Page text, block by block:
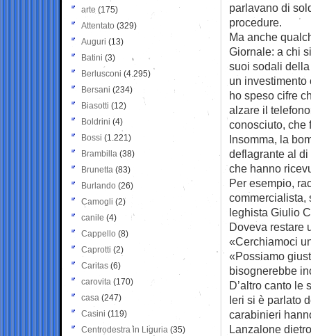
parlavano di
procedure.
Ma anche
Giornale: a chi
suoi sodali
un
ho speso cifre
alzare il
conosciuto, che
Insomma, la
deflagrante al
che hanno
Per esempio,
commercialista,
leghista Giulio
Doveva restare
«Cerchiamoci
«Possiamo
bisognerebbe
D’altro canto le
Ieri si è parlato
carabinieri
Lanzalone
arte (175)
Attentato (329)
Auguri (13)
Batini (3)
Berlusconi (4.295)
Bersani (234)
Biasotti (12)
Boldrini (4)
Bossi (1.221)
Brambilla (38)
Brunetta (83)
Burlando (26)
Camogli (2)
canile (4)
Cappello (8)
Caprotti (2)
Caritas (6)
carovita (170)
casa (247)
Casini (119)
Centrodestra in Liguria (35)